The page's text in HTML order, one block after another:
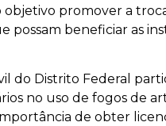
promover a
possam beneficiar as
do Distrito Federal
no uso de fogos de
de obter